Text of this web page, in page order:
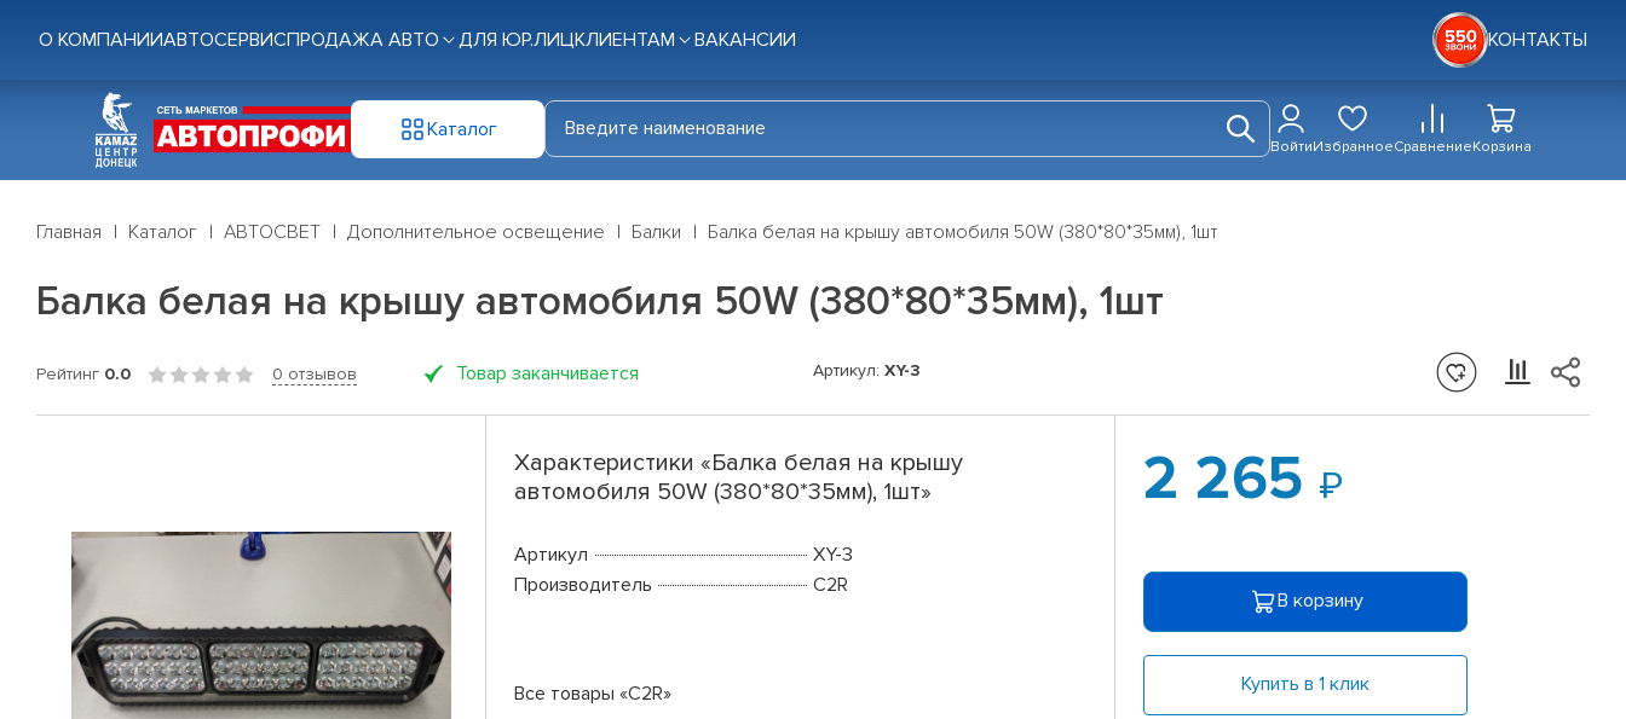
О КОМПАНИИАВТОСЕРВИСПРОДАЖА АВТО ДЛЯ ЮР.ЛИЦКЛИЕНТАМ ВАКАНСИИ КОНТАКТЫ
Каталог
ВойтиИзбранноеСравнениеКорзина
Главная Каталог АВТОСВЕТ Дополнительное освещение Балки Балка белая на крышу автомобиля 50W (380*80*35мм), 1шт
Балка белая на крышу автомобиля 50W (380*80*35мм), 1шт
Рейтинг 0.0 0 отзывов Товар заканчивается Артикул: XY-3
Характеристики «Балка белая на крышу
автомобиля 50W (380*80*35мм), 1шт»
Артикул
XY-3
Производитель
C2R
Все товары «C2R»
2 265
В корзину
Купить в 1 клик